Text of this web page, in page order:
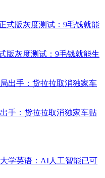
版灰度测试：9毛钱就能生
手：货拉拉取消独家车贴